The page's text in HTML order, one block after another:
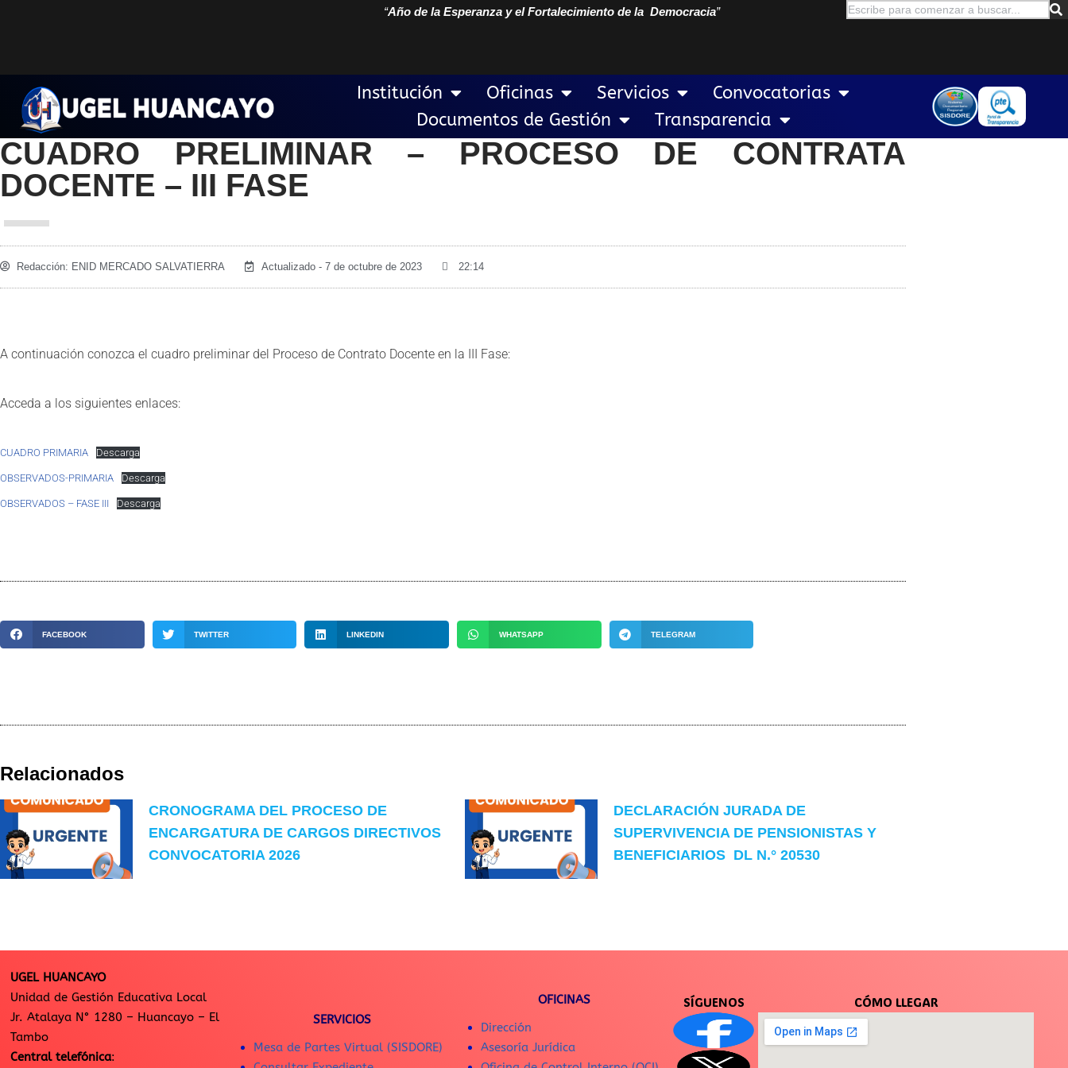
contenido
“Año de la Esperanza y el Fortalecimiento de la Democracia”
Institución Oficinas Servicios
Convocatorias
Documentos de Gestión
Transparencia
CUADRO PRELIMINAR – PROCESO DE CONTRATA
DOCENTE – III FASE
Redacción: ENID MERCADO SALVATIERRA Actualizado - 7 de octubre de 2023 22:14
A continuación conozca el cuadro preliminar del Proceso de Contrato Docente en la III Fase:
Acceda a los siguientes enlaces:
CUADRO PRIMARIA Descarga
OBSERVADOS-PRIMARIA Descarga
OBSERVADOS – FASE III Descarga
FACEBOOK TWITTER LINKEDIN WHATSAPP TELEGRAM
Relacionados
CRONOGRAMA DEL PROCESO DE
ENCARGATURA DE CARGOS DIRECTIVOS
CONVOCATORIA 2026
DECLARACIÓN JURADA DE
SUPERVIVENCIA DE PENSIONISTAS Y
BENEFICIARIOS DL N.° 20530
UGEL HUANCAYO
Unidad de Gestión Educativa Local
Jr. Atalaya N° 1280 – Huancayo – El
Tambo
Central telefónica:
SERVICIOS
Mesa de Partes Virtual (SISDORE)
OFICINAS
Dirección
Asesoría Jurídica
SÍGUENOS CÓMO LLEGAR